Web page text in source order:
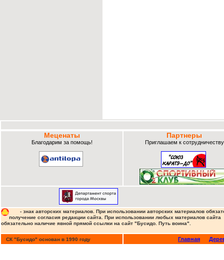
Меценаты
Благодарим за помощь!
Партнеры
Приглашаем к
- знак авторских материалов. При использовании авторских материалов
получение согласия редакции сайта. При использовании любых материалов сайта
обязательно наличие явной прямой ссылки на сайт "Бусидо. Путь воина".
СК "Бусидо" основан в 1990 году Главная